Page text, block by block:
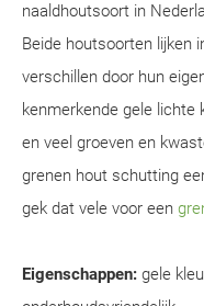
naaldhoutsoort in
Beide houtsoorten lijken
verschillen door hun
kenmerkende gele
en veel groeven en
grenen hout schutting
gek dat vele voor een
Eigenschappen: gele